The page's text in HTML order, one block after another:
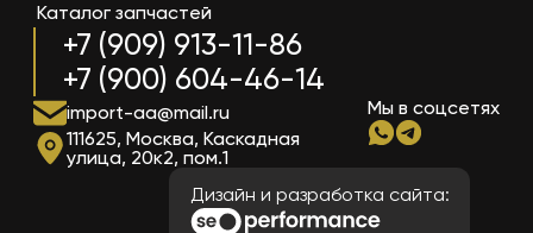
+7 (909) 913-11-86
+7 (900) 604-46-14
Каталог запчастей
import-aa@mail.ru
111625, Москва, Каскадная
улица, 20к2, пом.1
Мы в соцсетях
Дизайн и разработка сайта: